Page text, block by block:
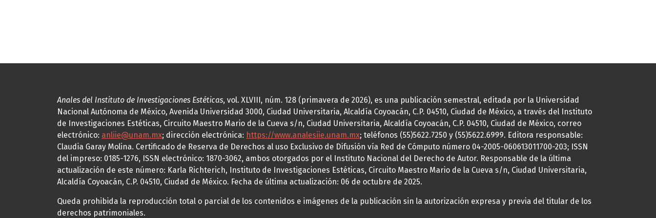
Anales del Instituto de Investigaciones Estéticas, vol. XLVIII, núm. 128 (primavera de 2026), es una publicación semestral, editada por la Universidad
Nacional Autónoma de México, Avenida Universidad 3000, Ciudad Universitaria, Alcaldía Coyoacán, C.P. 04510, Ciudad de México, a través del Instituto
de Investigaciones Estéticas, Circuito Maestro Mario de la Cueva s/n, Ciudad Universitaria, Alcaldía Coyoacán, C.P. 04510, Ciudad de México, correo
electrónico: anliie@unam.mx; dirección electrónica: https://www.analesiie.unam.mx; teléfonos (55)5622.7250 y (55)5622.6999. Editora responsable:
Claudia Garay Molina. Certificado de Reserva de Derechos al uso Exclusivo de Difusión vía Red de Cómputo número 04-2005-060613011700-203; ISSN
del impreso: 0185-1276, ISSN electrónico: 1870-3062, ambos otorgados por el Instituto Nacional del Derecho de Autor. Responsable de la última
actualización de este número: Karla Richterich, Instituto de Investigaciones Estéticas, Circuito Maestro Mario de la Cueva s/n, Ciudad Universitaria,
Alcaldía Coyoacán, C.P. 04510, Ciudad de México. Fecha de última actualización: 06 de octubre de 2025.
Queda prohibida la reproducción total o parcial de los contenidos e imágenes de la publicación sin la autorización expresa y previa del titular de los
derechos patrimoniales.